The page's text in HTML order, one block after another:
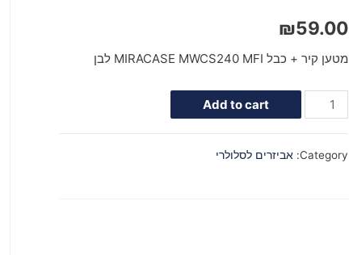
₪59.00
מטען קיר + כבל MIRACASE MWCS240 MFI לבן
Add to cart
Category: אביזרים לסלולרי